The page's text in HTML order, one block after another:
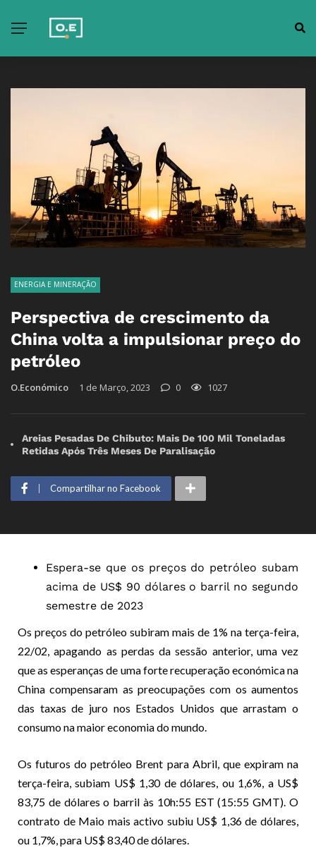
ENERGIA E MINERAÇÃO
Perspectiva de crescimento da
China volta a impulsionar preço do
petróleo
O.Económico 1 de Março, 2023 0 1027
Areias Pesadas De Chibuto: Mais De 100 Mil Toneladas
Retidas Após Três Meses De Paralisação
Compartilhar no Facebook
Espera-se que os preços do petróleo subam
acima de US$ 90 dólares o barril no segundo
semestre de 2023
Os preços do petróleo subiram mais de 1% na terça-feira,
22/02, apagando as perdas da sessão anterior, uma vez
que as esperanças de uma forte recuperação económica na
China compensaram as preocupações com os aumentos
das taxas de juro nos Estados Unidos que arrastam o
consumo na maior economia do mundo.
Os futuros do petróleo Brent para Abril, que expiram na
terça-feira, subiam US$ 1,30 de dólares, ou 1,6%, a US$
83,75 de dólares o barril às 10h:55 EST (15:55 GMT). O
contrato de Maio mais activo subiu US$ 1,36 de dólares,
ou 1,7%, para US$ 83,40 de dólares.